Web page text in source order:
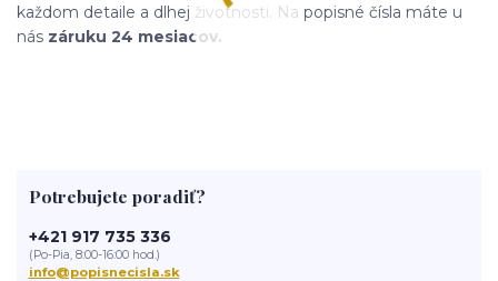
každom detaile a dlhej životnosti. Na popisné čísla máte u
nás záruku 24 mesiacov.
Potrebujete poradiť?
+421 917 735 336
(Po-Pia, 8:00-16:00 hod.)
info@popisnecisla.sk